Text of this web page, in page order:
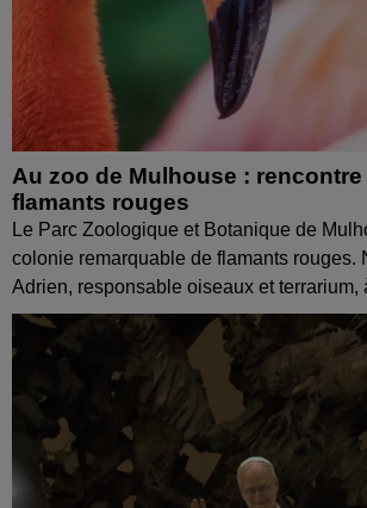
Au zoo de Mulhouse :
flamants rouges
Le Parc Zoologique et Botanique de
colonie remarquable de flamants rouges.
Adrien, responsable oiseaux et terrarium,